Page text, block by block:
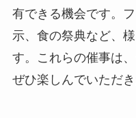
有できる機会です。
示、食の祭典など、
す。これらの催事は
ぜひ楽しんでいただき